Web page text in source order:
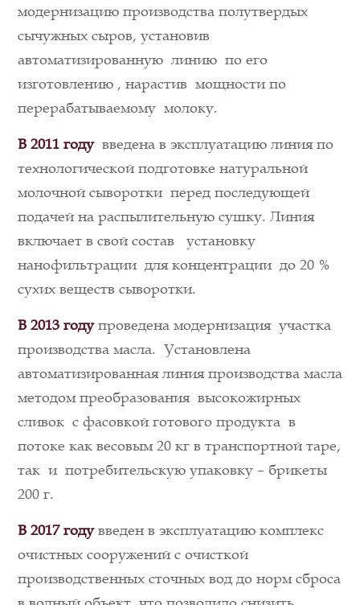
модернизацию производства полутвердых
сычужных сыров, установив
автоматизированную линию по его
изготовлению , нарастив мощности по
перерабатываемому молоку.
В 2011 годувведена в эксплуатацию линия по
технологической подготовке натуральной
молочной сыворотки перед последующей
подачей на распылительную сушку. Линия
включает в свой состав установку
нанофильтрации для концентрации до 20 %
сухих веществ сыворотки.
В 2013 годупроведена модернизация участка
производства масла. Установлена
автоматизированная линия производства масла
методом преобразования высокожирных
сливок с фасовкой готового продукта в
потоке как весовым 20 кг в транспортной таре,
так и потребительскую упаковку – брикеты
200 г.
В 2017 годувведен в эксплуатацию комплекс
очистных сооружений с очисткой
производственных сточных вод до норм сброса